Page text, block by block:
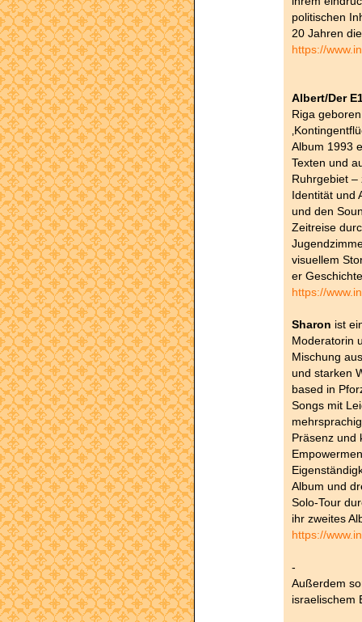
politischen
20 Jahren
https://
Albert/Der
Riga
Album 1993
Texten und
Ruhrgebiet –
Identität und
und den
Zeitreise
visuellem
er
https://
Sharon ist
Moderatorin
Mischung
und starken
based in
Songs mit
Präsenz und
Album und
Solo-Tour
ihr zweites
https://
-
Außerdem
israelischem